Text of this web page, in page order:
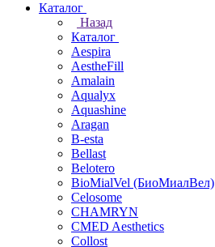
Каталог
Назад
Каталог
Aespira
AestheFill
Amalain
Aqualyx
Aquashine
Aragan
B-esta
Bellast
Belotero
BioMialVel (БиоМиалВел)
Celosome
CHAMRYN
CMED Aesthetics
Collost